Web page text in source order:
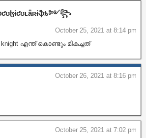
October 25, 2021 at 8:14 pm
എന്ത് കൊണ്ടും മികച്ചത്
October 26, 2021 at 8:16 pm
October 25, 2021 at 7:02 pm